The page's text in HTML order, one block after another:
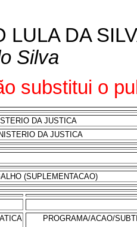
LULA DA
Silva
substitui o
DA JUSTICA
DA JUSTICA
(SUPLEMENTACAO)
PROGRAMA/ACAO/